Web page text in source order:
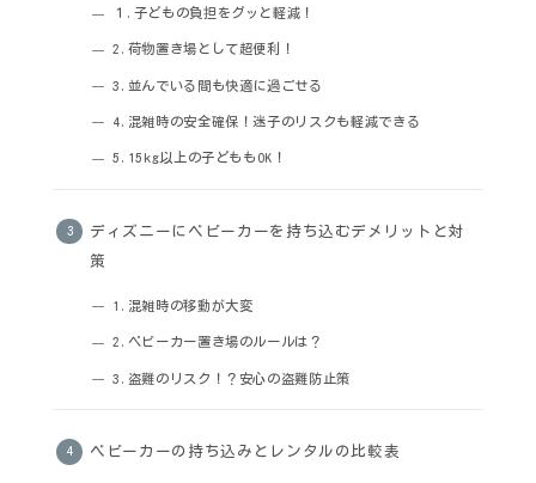
１.子どもの負担をグッと軽減！
2.荷物置き場として超便利！
3.並んでいる間も快適に過ごせる
4.混雑時の安全確保！迷子のリスクも軽減できる
5.15kg以上の子どももOK！
ディズニーにベビーカーを持ち込むデメリットと対
策
1.混雑時の移動が大変
2.ベビーカー置き場のルールは？
3.盗難のリスク！？安心の盗難防止策
ベビーカーの持ち込みとレンタルの比較表